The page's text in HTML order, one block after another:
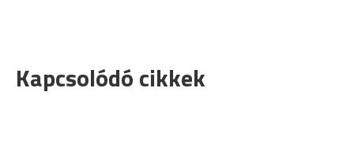
Kapcsolódó cikkek